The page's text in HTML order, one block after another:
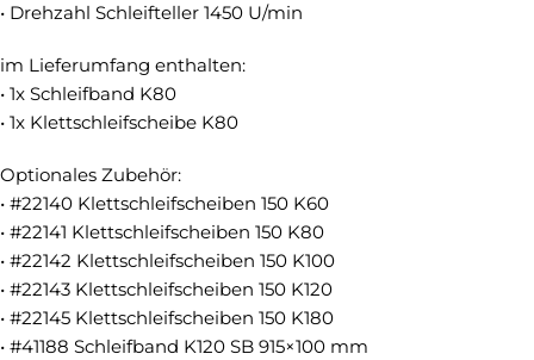
• Drehzahl Schleifteller 1450 U/min
im Lieferumfang enthalten:
• 1x Schleifband K80
• 1x Klettschleifscheibe K80
Optionales Zubehör:
• #22140 Klettschleifscheiben 150 K60
• #22141 Klettschleifscheiben 150 K80
• #22142 Klettschleifscheiben 150 K100
• #22143 Klettschleifscheiben 150 K120
• #22145 Klettschleifscheiben 150 K180
• #41188 Schleifband K120 SB 915×100 mm